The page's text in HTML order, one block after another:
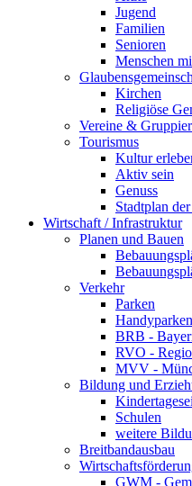
Jugend
Familien
Senioren
Menschen
Kirchen
Religiöse
Vereine &
Tourismus
Kultur
Aktiv sein
Genuss
Stadtplan
Wirtschaft / Infrastruktur
Planen und Bauen
Verkehr
Parken
Handyparken
BRB -
RVO -
MVV -
Bildung und
Schulen
weitere
Breitbandausbau
GWM -